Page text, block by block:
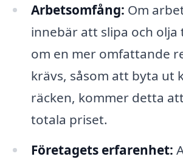
Arbetsomfång: Om
innebär att slipa och
om en mer omfattande
krävs, såsom att byta ut
räcken, kommer detta
totala priset.
Företagets erfarenhet: